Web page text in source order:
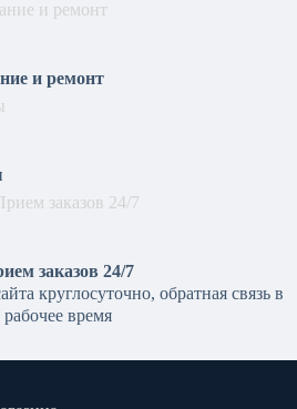
и ремонт
заказов 24/7
круглосуточно, обратная связь в
рабочее время